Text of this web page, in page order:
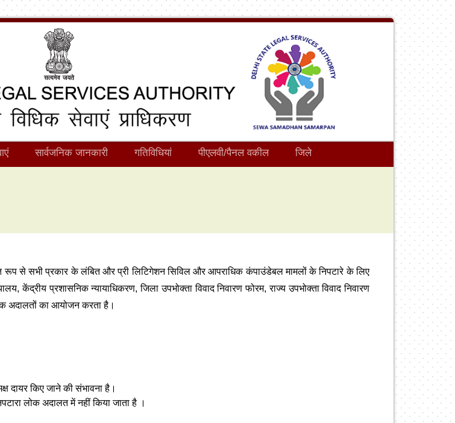
सार्वजनिक जानकारी गतिविधियां पीएलवी/पैनल वकील जिले
रूप से सभी प्रकार के लंबित और प्री लिटिगेशन सिविल और आपराधिक कंपाउंडेबल मामलों के निपटारे के लिए
प्रशासनिक न्यायाधिकरण, जिला उपभोक्ता विवाद निवारण फोरम, राज्य उपभोक्ता विवाद निवारण
अदालतों का आयोजन करता है।
दायर किए जाने की संभावना है।
लोक अदालत में नहीं किया जाता है ।